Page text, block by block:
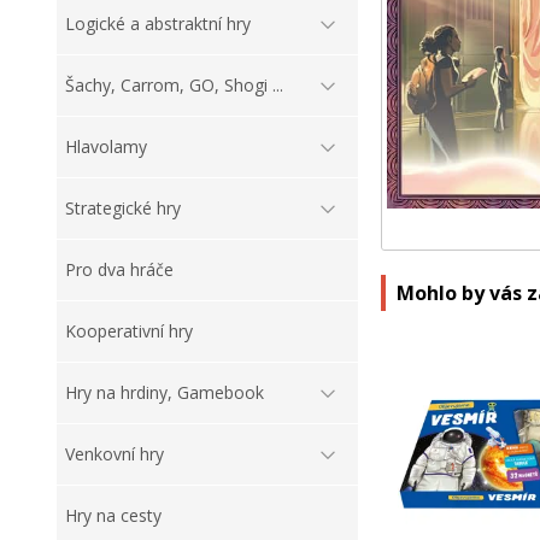
Logické a abstraktní hry
Šachy, Carrom, GO, Shogi ...
Hlavolamy
Strategické hry
Pro dva hráče
Kooperativní hry
Hry na hrdiny, Gamebook
Venkovní hry
Hry na cesty
Mohlo by vás